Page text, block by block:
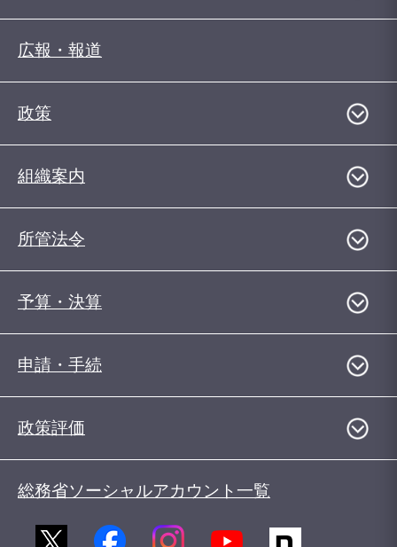
広報・報道
政策
組織案内
所管法令
予算・決算
申請・手続
政策評価
総務省ソーシャルアカウント一覧